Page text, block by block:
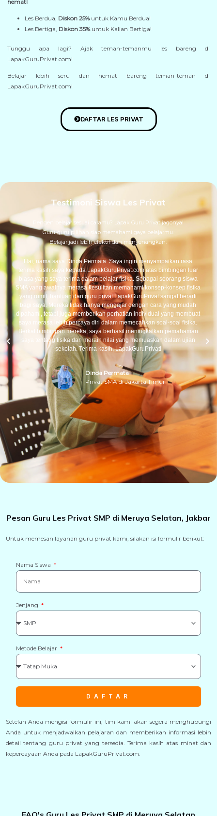
hemat!
Les Berdua, Diskon 25%untuk Kamu Berdua!
Les Bertiga, Diskon 35%untuk Kalian Bertiga!
Tunggu apa lagi? Ajak teman-temanmu les bareng di
LapakGuruPrivat.com!
Belajar lebih seru dan hemat bareng teman-teman di
LapakGuruPrivat.com!
DAFTAR LES PRIVAT
Testimoni Siswa Les Privat
Pengen belajar sesuai caramu? Lapak Guru Privat jagonya!
Guru-guru pilihan siap memahami gaya belajarmu.
Belajar jadi lebih efektif dan menyenangkan.
Hai, nama saya Dinda Permata. Saya ingin menyampaikan rasa
terima kasih saya kepada LapakGuruPrivat.com atas bimbingan luar
biasa yang saya terima dalam belajar fisika. Sebagai seorang siswa
SMA yang awalnya merasa kesulitan memahami konsep-konsep fisika
yang rumit, bantuan dari guru privat LapakGuruPrivat sangat berarti
bagi saya. Mereka tidak hanya mengajar dengan cara yang mudah
dipahami, tetapi juga memberikan perhatian individual yang membuat
saya merasa lebih percaya diri dalam memecahkan soal-soal fisika.
Berkat bimbingan mereka, saya berhasil meningkatkan pemahaman
saya tentang fisika dan meraih nilai yang memuaskan dalam ujian
sekolah. Terima kasih, LapakGuruPrivat!
Dinda Permata
Privat SMA di Jakarta Timur
Pesan Guru Les Privat SMP di Meruya Selatan, Jakbar
Untuk memesan layanan guru privat kami, silakan isi formulir berikut:
Nama Siswa
Jenjang
Metode Belajar
DAFTAR
Setelah Anda mengisi formulir ini, tim kami akan segera menghubungi
Anda untuk menjadwalkan pelajaran dan memberikan informasi lebih
detail tentang guru privat yang tersedia. Terima kasih atas minat dan
kepercayaan Anda pada LapakGuruPrivat.com.